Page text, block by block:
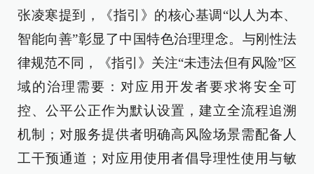
张凌寒提到，《指引》的核心基调“以人为本、
智能向善”彰显了中国特色治理理念。与刚性法
律规范不同，《指引》关注“未违法但有风险”区
域的治理需要：对应用开发者要求将安全可
控、公平公正作为默认设置，建立全流程追溯
机制；对服务提供者明确高风险场景需配备人
工干预通道；对应用使用者倡导理性使用与敏